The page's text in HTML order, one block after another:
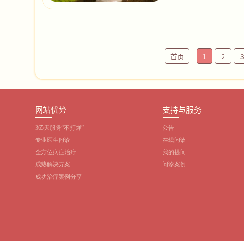
首页 1 2 3
网站优势
365天服务“不打烊”
专业医生问诊
全方位病症治疗
成熟解决方案
成功治疗案例分享
支持与服务
公告
在线问诊
我的提问
问诊案例